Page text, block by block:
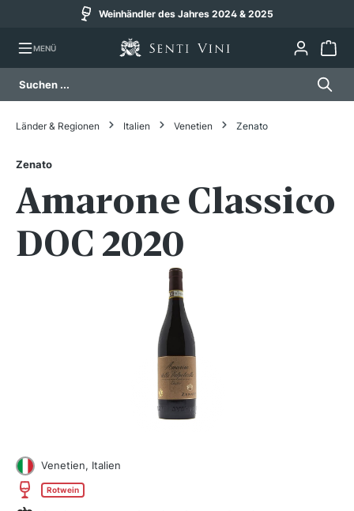
Weinhändler des Jahres 2024
MENÜ
Bildergalerie überspringen
Länder & Regionen Italien Venetien Zenato
Zenato
Amarone Classico
DOC 2020
Venetien, Italien
Rotwein